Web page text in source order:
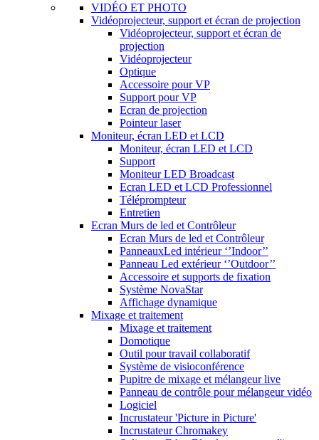
VIDÉO ET PHOTO
Vidéoprojecteur, support et écran de projection
Vidéoprojecteur, support et écran de
projection
Vidéoprojecteur
Optique
Accessoire pour VP
Support pour VP
Ecran de projection
Pointeur laser
Moniteur, écran LED et LCD
Moniteur, écran LED et LCD
Support
Moniteur LED Broadcast
Ecran LED et LCD Professionnel
Téléprompteur
Entretien
Ecran Murs de led et Contrôleur
Ecran Murs de led et Contrôleur
PanneauxLed intérieur ‘’Indoor’’
Panneau Led extérieur ‘’Outdoor’’
Accessoire et supports de fixation
Système NovaStar
Affichage dynamique
Mixage et traitement
Mixage et traitement
Domotique
Outil pour travail collaboratif
Système de visioconférence
Pupitre de mixage et mélangeur live
Panneau de contrôle pour mélangeur vidéo
Logiciel
Incrustateur 'Picture in Picture'
Incrustateur Chromakey